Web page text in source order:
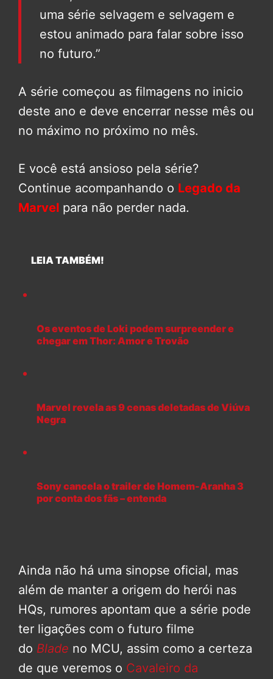
uma série selvagem e selvagem e
estou animado para falar sobre isso
no futuro.”
A série começou as filmagens no inicio
deste ano e deve encerrar nesse mês ou
no máximo no próximo no mês.
E você está ansioso pela série?
Continue acompanhando o Legado da
Marvel para não perder nada.
LEIA TAMBÉM!
Os eventos de Loki podem surpreender e
chegar em Thor: Amor e Trovão
Marvel revela as 9 cenas deletadas de Viúva
Negra
Sony cancela o trailer de Homem-Aranha 3
por conta dos fãs – entenda
Ainda não há uma sinopse oficial, mas
além de manter a origem do herói nas
HQs, rumores apontam que a série pode
ter ligações com o futuro filme
do Blade no MCU, assim como a certeza
de que veremos o Cavaleiro da